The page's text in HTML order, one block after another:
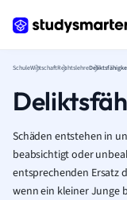
SchuleWirtschaftRechtslehre
Schäden entstehen in
beabsichtigt oder
entsprechenden Ersatz
wenn ein kleiner Junge